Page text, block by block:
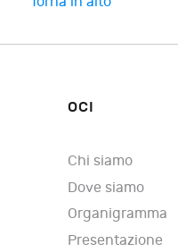
OCI
Chi siamo
Dove siamo
Organigramma
Presentazione